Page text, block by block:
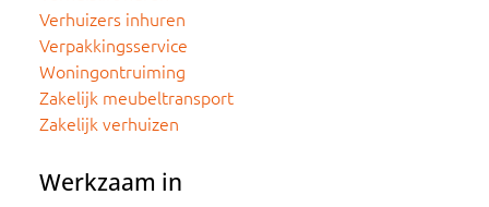
Verhuizers inhuren
Verpakkingsservice
Woningontruiming
Zakelijk meubeltransport
Zakelijk verhuizen
Werkzaam in